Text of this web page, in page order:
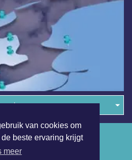
van cookies om
beste ervaring krijgt
meer
regio